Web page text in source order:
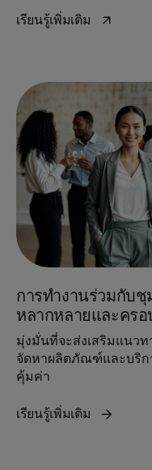
เรียนรู้เพิ่มเติม opens in
การทํางานร่วมกับ
หลากหลายและคร
มุ่งมั่นที่จะส่งเสริมแนว
จัดหาผลิตภัณฑ์และบริ
คุ้มค่า
เรียนรู้เพิ่มเติม